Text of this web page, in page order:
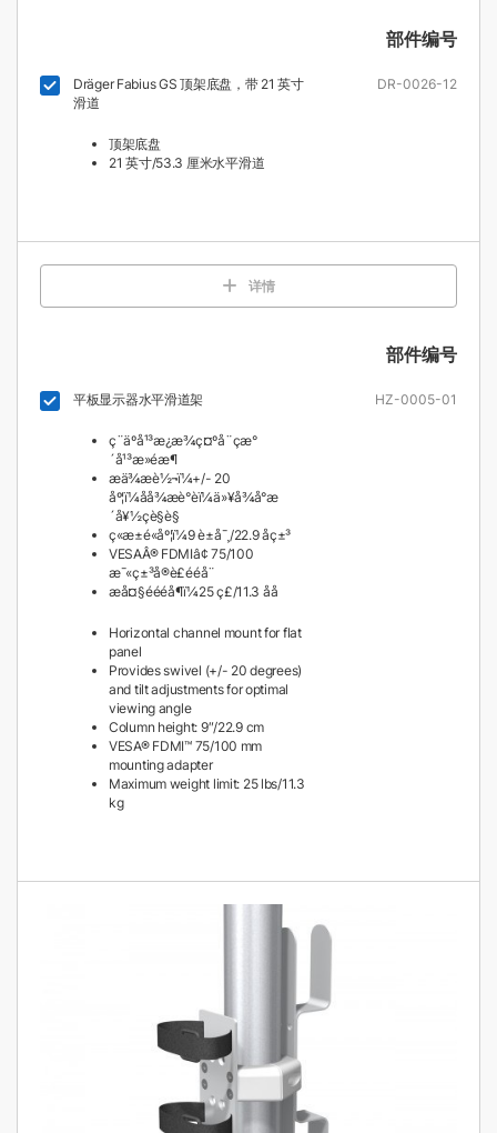
部件编号
Dräger Fabius GS 顶架底盘，带 21 英寸
滑道
顶架底盘
21 英寸/53.3 厘米水平滑道
DR-0026-12
详情
部件编号
平板显示器水平滑道架
ç¨äºå¹³æ¿æ¾ç¤ºå¨çæ°
´å¹³æ»éæ¶
æä¾æè½¬ï¼+/- 20
åº¦ï¼åå¾æè°èï¼ä»¥å¾å°æ
´å¥½çè§è§
ç«æ±é«åº¦ï¼9 è±å¯¸/22.9 åç±³
VESAÂ® FDMIâ¢ 75/100
æ¯«ç±³å®è£ééå¨
æå¤§éééå¶ï¼25 ç£/11.3 åå
Horizontal channel mount for flat
panel
Provides swivel (+/- 20 degrees)
and tilt adjustments for optimal
viewing angle
Column height: 9″/22.9 cm
VESA® FDMI™ 75/100 mm
mounting adapter
Maximum weight limit: 25 lbs/11.3
kg
HZ-0005-01